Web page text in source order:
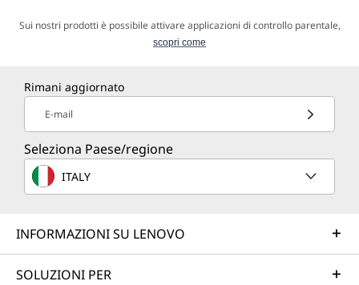
Sui nostri prodotti è possibile attivare applicazioni di controllo parentale,
scopri come
Rimani aggiornato
E-mail
Seleziona Paese/regione
ITALY
INFORMAZIONI SU LENOVO
SOLUZIONI PER